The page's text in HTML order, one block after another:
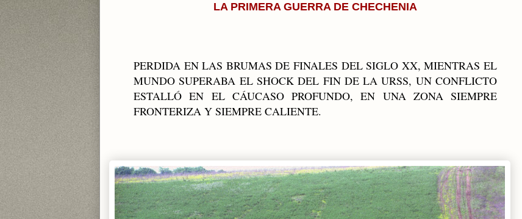
LA PRIMERA GUERRA DE CHECHENIA
PERDIDA EN LAS BRUMAS DE FINALES DEL SIGLO XX, MIENTRAS EL
MUNDO SUPERABA EL SHOCK DEL FIN DE LA URSS, UN CONFLICTO
ESTALLÓ EN EL CÁUCASO PROFUNDO, EN UNA ZONA SIEMPRE
FRONTERIZA Y SIEMPRE CALIENTE.